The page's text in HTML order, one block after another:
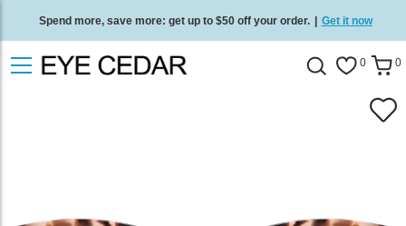
Spend more, save more: get up to $50 off your order. | Get it now
Free standard delivery on all orders Shop now 0 0